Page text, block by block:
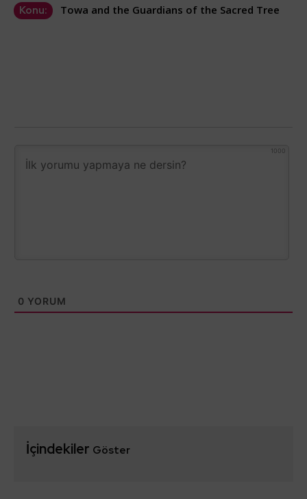
Konu: Towa and the Guardians of the Sacred Tree
1000
0 YORUM
İçindekiler Göster